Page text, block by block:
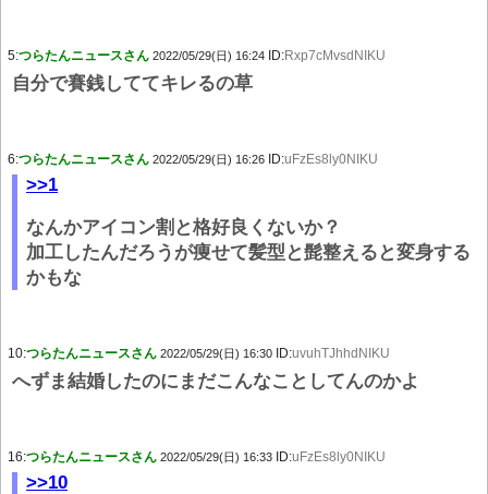
5:つらたんニュースさん 2022/05/29(日) 16:24 ID:Rxp7cMvsdNIKU
自分で賽銭しててキレるの草
6:つらたんニュースさん 2022/05/29(日) 16:26 ID:uFzEs8ly0NIKU
>>1
なんかアイコン割と格好良くないか？
加工したんだろうが痩せて髪型と髭整えると変身する
かもな
10:つらたんニュースさん 2022/05/29(日) 16:30 ID:uvuhTJhhdNIKU
へずま結婚したのにまだこんなことしてんのかよ
16:つらたんニュースさん 2022/05/29(日) 16:33 ID:uFzEs8ly0NIKU
>>10